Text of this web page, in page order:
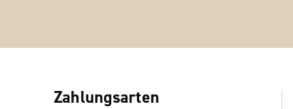
Zahlungsarten